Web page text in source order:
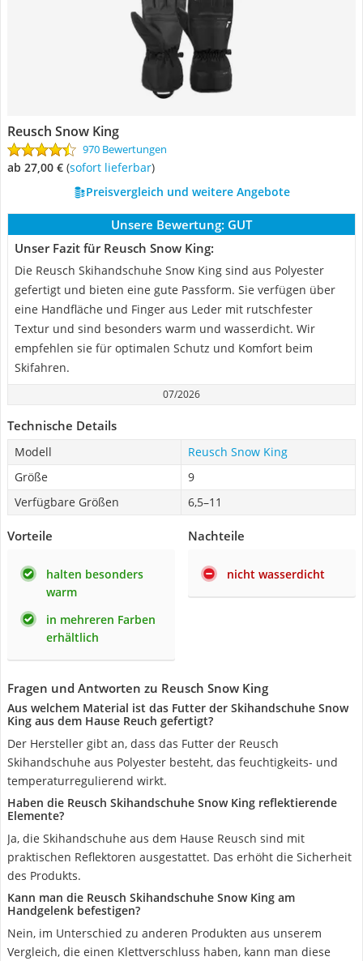
Reusch Snow King
970 Bewertungen
ab 27,00 € ( Sofort lieferbar)
Preisvergleich und weitere Angebote
Unsere Bewertung: GUT
Unser Fazit für Reusch Snow King:
Die Reusch Skihandschuhe Snow King sind aus Polyester
gefertigt und bieten eine gute Passform. Sie verfügen über
eine Handfläche und Finger aus Leder mit rutschfester
Textur und sind besonders warm und wasserdicht. Wir
empfehlen sie für optimalen Schutz und Komfort beim
Skifahren.
07/2026
Technische Details
Modell
Reusch Snow King
Größe
9
Verfügbare Größen
6,5–11
Vorteile
halten besonders
warm
in mehreren Farben
erhältlich
Nachteile
nicht wasserdicht
Fragen und Antworten zu Reusch Snow King
Aus welchem Material ist das Futter der Skihandschuhe Snow
King aus dem Hause Reuch gefertigt?
Der Hersteller gibt an, dass das Futter der Reusch
Skihandschuhe aus Polyester besteht, das feuchtigkeits- und
temperaturregulierend wirkt.
Haben die Reusch Skihandschuhe Snow King reflektierende
Elemente?
Ja, die Skihandschuhe aus dem Hause Reusch sind mit
praktischen Reflektoren ausgestattet. Das erhöht die Sicherheit
des Produkts.
Kann man die Reusch Skihandschuhe Snow King am
Handgelenk befestigen?
Nein, im Unterschied zu anderen Produkten aus unserem
Vergleich, die einen Klettverschluss haben, kann man diese